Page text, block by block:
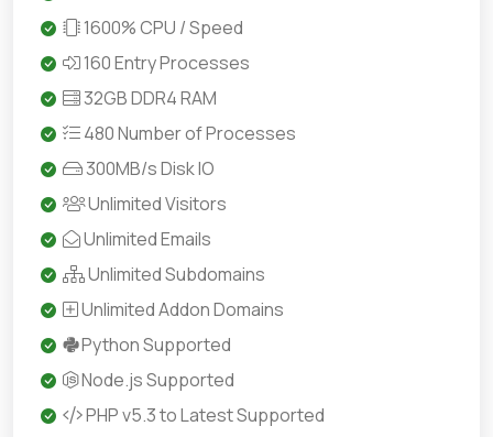
1600% CPU / Speed
160 Entry Processes
32GB DDR4 RAM
480 Number of Processes
300MB/s Disk IO
Unlimited Visitors
Unlimited Emails
Unlimited Subdomains
Unlimited Addon Domains
Python Supported
Node.js Supported
PHP v5.3 to Latest Supported